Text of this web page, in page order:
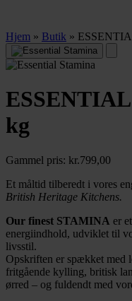
Hjem » Butik »
kg
Gammel pris: kr.799,00
Et måltid tilberedt i vores
British Heritage Kitchens.
Our finest STAMINA er
energiindhold, udviklet til
livsstil.
Opskriften er spækket med
fritgående kylling, britisk
ørred – og fuldendt med